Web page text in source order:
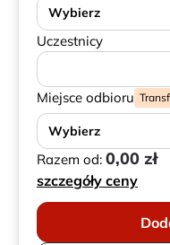
Wybierz
Uczestnicy
Miejsce odbioru
Wybierz
Razem od: 0,00 zł
szczegóły ceny